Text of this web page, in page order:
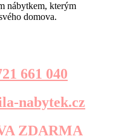
nábytkem, kterým
domova.
661 040
nabytek.cz
ZDARMA